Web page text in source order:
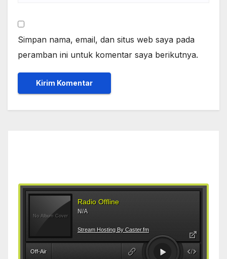
Simpan nama, email, dan situs web saya pada
peramban ini untuk komentar saya berikutnya.